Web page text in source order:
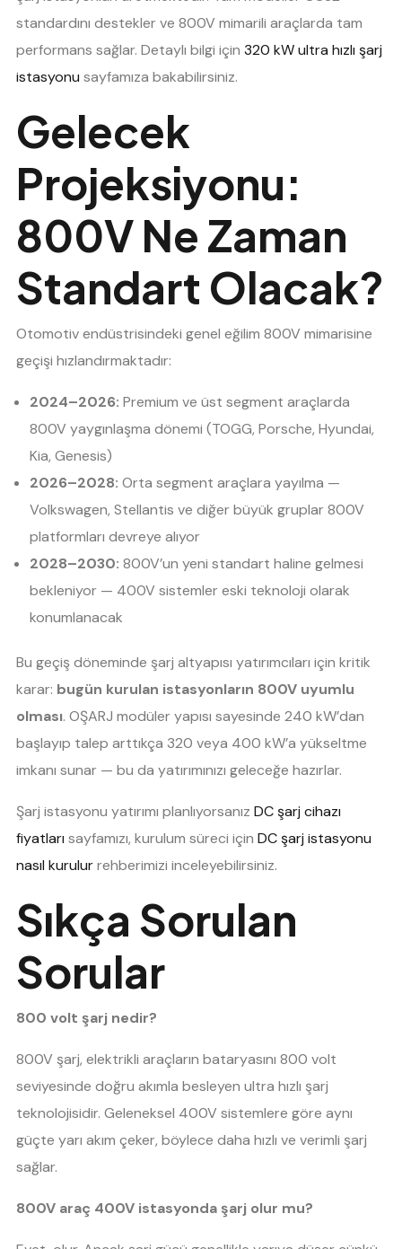
standardını destekler ve 800V mimarili araçlarda tam
performans sağlar. Detaylı bilgi için 320 kW ultra hızlı şarj
istasyonu sayfamıza bakabilirsiniz.
Gelecek
Projeksiyonu:
800V Ne Zaman
Standart Olacak?
Otomotiv endüstrisindeki genel eğilim 800V mimarisine
geçişi hızlandırmaktadır:
2024–2026: Premium ve üst segment araçlarda
800V yaygınlaşma dönemi (TOGG, Porsche, Hyundai,
Kia, Genesis)
2026–2028: Orta segment araçlara yayılma —
Volkswagen, Stellantis ve diğer büyük gruplar 800V
platformları devreye alıyor
2028–2030: 800V’un yeni standart haline gelmesi
bekleniyor — 400V sistemler eski teknoloji olarak
konumlanacak
Bu geçiş döneminde şarj altyapısı yatırımcıları için kritik
karar: bugün kurulan istasyonların 800V uyumlu
olması. OŞARJ modüler yapısı sayesinde 240 kW’dan
başlayıp talep arttıkça 320 veya 400 kW’a yükseltme
imkanı sunar — bu da yatırımınızı geleceğe hazırlar.
Şarj istasyonu yatırımı planlıyorsanız DC şarj cihazı
fiyatları sayfamızı, kurulum süreci için DC şarj istasyonu
nasıl kurulurrehberimizi inceleyebilirsiniz.
Sıkça Sorulan
Sorular
800 volt şarj nedir?
800V şarj, elektrikli araçların bataryasını 800 volt
seviyesinde doğru akımla besleyen ultra hızlı şarj
teknolojisidir. Geleneksel 400V sistemlere göre aynı
güçte yarı akım çeker, böylece daha hızlı ve verimli şarj
sağlar.
800V araç 400V istasyonda şarj olur mu?